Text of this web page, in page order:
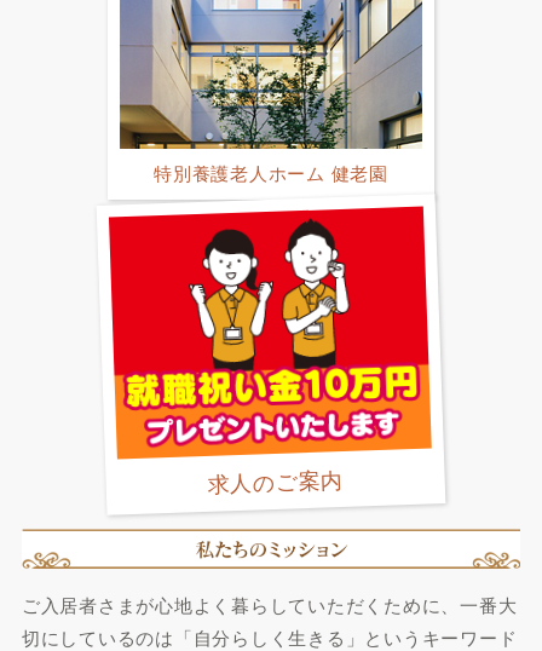
特別養護老人ホーム 健老園
求人のご案内
ご入居者さまが心地よく暮らしていただくために、一番大
切にしているのは「自分らしく生きる」というキーワード